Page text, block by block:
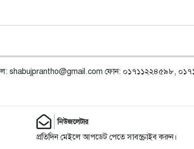
shabujprantho@gmail.com ফোন: ০১৭১১২২৪৫৯৮,
নিউজলেটার
প্রতিদিন মেইলে আপডেট পেতে সাবস্ক্রাইব করুন।